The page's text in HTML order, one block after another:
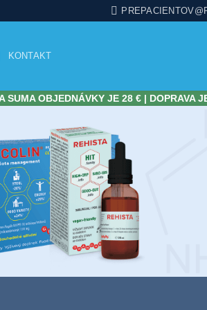
KONTAKT
SUMA OBJEDNÁVKY JE 28 € | DOPRAVA